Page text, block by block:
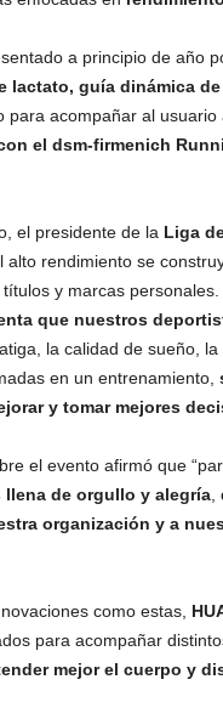
a principio de año
lactato, guía dinámica
para acompañar al
el dsm-firmenich
el presidente de la Liga
alto rendimiento se
y marcas
que nuestros
la calidad de sueño,
en un entrenamiento,
y tomar mejores
el evento afirmó que
llena de orgullo y alegría,
organización y a
como estas,
para acompañar
mejor el cuerpo y